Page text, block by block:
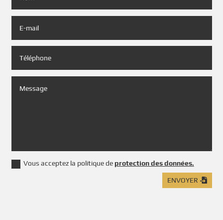
Vous acceptez la politique de protection des données.
ENVOYER